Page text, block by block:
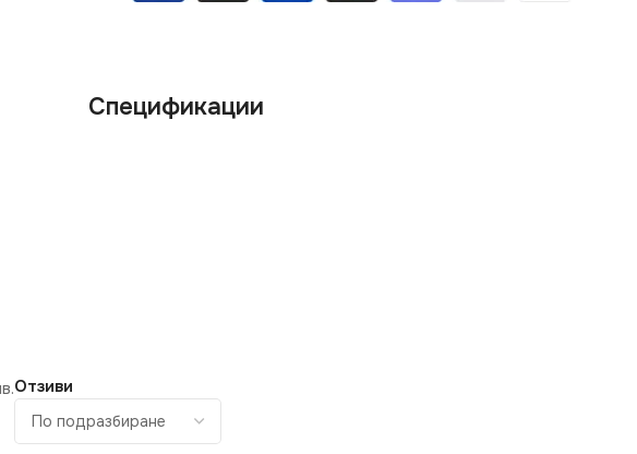
Спецификации
Отзиви